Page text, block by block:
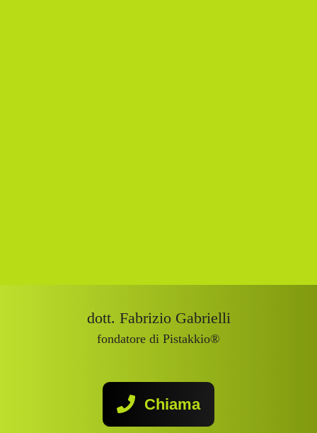
dott. Fabrizio Gabrielli
fondatore di Pistakkio®
Chiama